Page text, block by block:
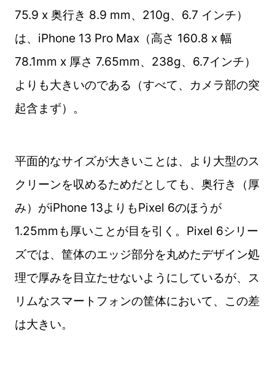
75.9 x 奥行き 8.9 mm、210g、6.7 インチ）
は、iPhone 13 Pro Max（高さ 160.8 x 幅
78.1mm x 厚さ 7.65mm、238g、6.7インチ）
よりも大きいのである（すべて、カメラ部の突
起含まず）。
平面的なサイズが大きいことは、より大型のス
クリーンを収めるためだとしても、奥行き（厚
み）がiPhone 13よりもPixel 6のほうが
1.25mmも厚いことが目を引く。Pixel 6シリー
ズでは、筐体のエッジ部分を丸めたデザイン処
理で厚みを目立たせないようにしているが、ス
リムなスマートフォンの筐体において、この差
は大きい。